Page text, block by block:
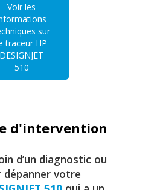
Voir les
sur
traceur HP
DESIGNJET
510
d'intervention
d’un diagnostic ou
dépanner votre